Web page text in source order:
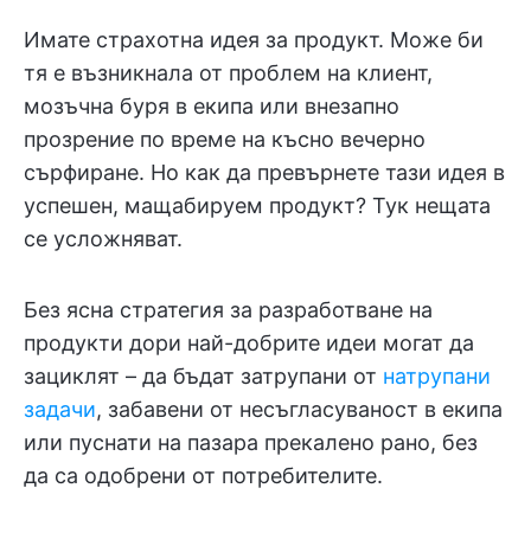
Имате страхотна идея за продукт. Може би
тя е възникнала от проблем на клиент,
мозъчна буря в екипа или внезапно
прозрение по време на късно вечерно
сърфиране. Но как да превърнете тази идея в
успешен, мащабируем продукт? Тук нещата
се усложняват.
Без ясна стратегия за разработване на
продукти дори най-добрите идеи могат да
зациклят – да бъдат затрупани от натрупани
задачи, забавени от несъгласуваност в екипа
или пуснати на пазара прекалено рано, без
да са одобрени от потребителите.